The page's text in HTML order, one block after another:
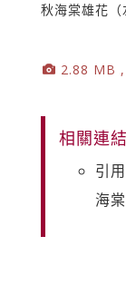
秋海棠雄花（
2.88 MB
相關連
引
海棠